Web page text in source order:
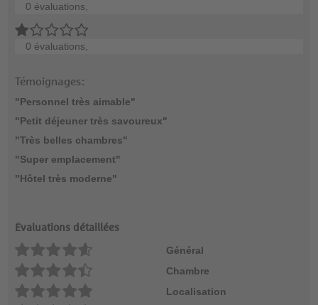
0 évaluations,
0 évaluations,
Témoignages:
"Personnel très aimable"
"Petit déjeuner très savoureux"
"Très belles chambres"
"Super emplacement"
"Hôtel très moderne"
Évaluations détaillées
Général
Chambre
Localisation